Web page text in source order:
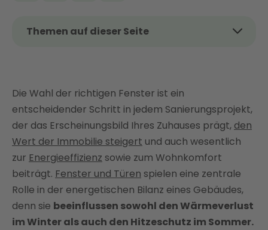
Themen auf dieser Seite
Schallschutz verbessern
‍Widerstandsklassen als Faktor beim Kauf von
Fenstern
Materialauswahl: Von Holz bis Kunststoff
Kurz und knapp: Checkliste für den Fensterkauf
Beraten lassen und mit Enter Förderungen für neue
Fenster sichern
Energieeffizient sanieren: Fenster kaufen mit Enter
Die Wahl der richtigen Fenster ist ein
entscheidender Schritt in jedem Sanierungsprojekt,
der das Erscheinungsbild Ihres Zuhauses prägt, den
Wert der Immobilie steigert und auch wesentlich
zur Energieeffizienz sowie zum Wohnkomfort
beiträgt. Fenster und Türen spielen eine zentrale
Rolle in der energetischen Bilanz eines Gebäudes,
denn sie beeinflussen sowohl den Wärmeverlust
im Winter als auch den Hitzeschutz im Sommer.